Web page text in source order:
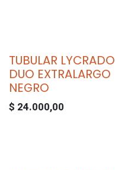
TUBULAR LYCRADO
DUO EXTRALARGO
NEGRO
$ 24.000,00